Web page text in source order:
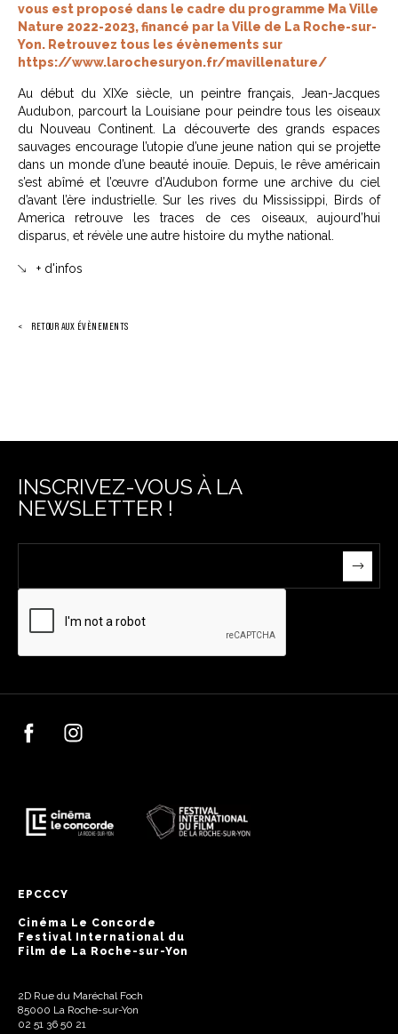
vous est proposé dans le cadre du programme Ma Ville
Nature 2022-2023, financé par la Ville de La Roche-sur-
Yon. Retrouvez tous les évènements sur
https://www.larochesuryon.fr/mavillenature/
Au début du XIXe siècle, un peintre français, Jean-Jacques
Audubon, parcourt la Louisiane pour peindre tous les oiseaux
du Nouveau Continent. La découverte des grands espaces
sauvages encourage l’utopie d’une jeune nation qui se projette
dans un monde d’une beauté inouïe. Depuis, le rêve américain
s’est abîmé et l’œuvre d’Audubon forme une archive du ciel
d’avant l’ère industrielle. Sur les rives du Mississippi, Birds of
America retrouve les traces de ces oiseaux, aujourd’hui
disparus, et révèle une autre histoire du mythe national.
+ d'infos
RETOUR AUX ÉVÈNEMENTS
INSCRIVEZ-VOUS À LA
NEWSLETTER !
EPCCCY
Cinéma Le Concorde
Festival International du
Film de La Roche-sur-Yon
2D Rue du Maréchal Foch
85000 La Roche-sur-Yon
02 51 36 50 21